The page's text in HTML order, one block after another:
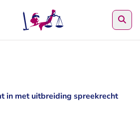
in met uitbreiding spreekrecht